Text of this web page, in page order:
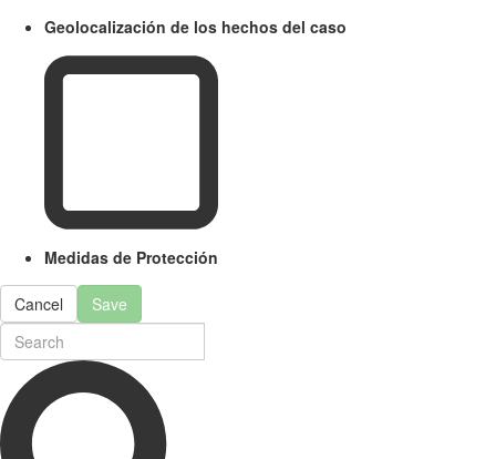
Geolocalización de los hechos del caso
Medidas de Protección
Cancel Save